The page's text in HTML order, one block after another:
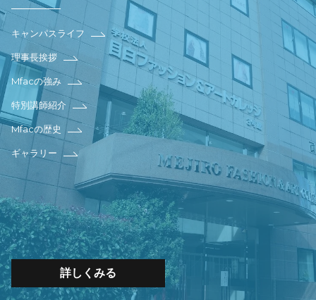
キャンパスライフ
理事長挨拶
Mfacの強み
特別講師紹介
Mfacの歴史
ギャラリー
詳しくみる